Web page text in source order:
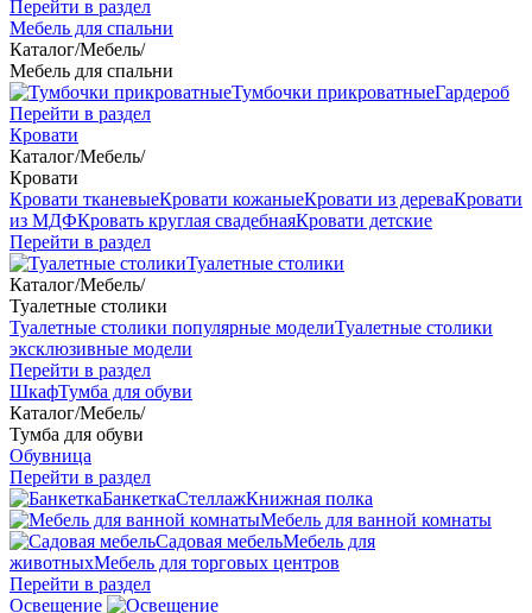
Перейти в раздел
Мебель для спальни
Каталог/Мебель/
Мебель для спальни
Тумбочки прикроватныеГардероб
Перейти в раздел
Кровати
Каталог/Мебель/
Кровати
Кровати тканевыеКровати кожаныеКровати из дереваКровати
из МДФКровать круглая свадебнаяКровати детские
Перейти в раздел
Туалетные столики
Каталог/Мебель/
Туалетные столики
Туалетные столики популярные моделиТуалетные столики
эксклюзивные модели
Перейти в раздел
ШкафТумба для обуви
Каталог/Мебель/
Тумба для обуви
Обувница
Перейти в раздел
БанкеткаСтеллажКнижная полка
Мебель для ванной комнаты
Садовая мебельМебель для
животныхМебель для торговых центров
Перейти в раздел
Освещение